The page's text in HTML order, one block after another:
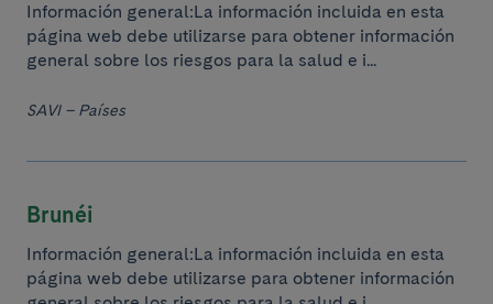
Información general:La información incluida en esta
página web debe utilizarse para obtener información
general sobre los riesgos para la salud e i...
SAVI – Países
Brunéi
Información general:La información incluida en esta
página web debe utilizarse para obtener información